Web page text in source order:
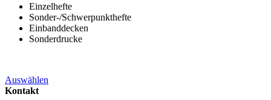
Einzelhefte
Sonder-/Schwerpunkthefte
Einbanddecken
Sonderdrucke
Auswählen
Kontakt